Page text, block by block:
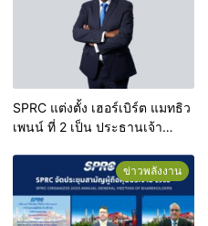
SPRC แต่งตั้ง เฮอร์เบิร์ต แมทธิว
เพนน์ ที่ 2 เป็น ประธานเจ้า
ข่าวพลังงาน